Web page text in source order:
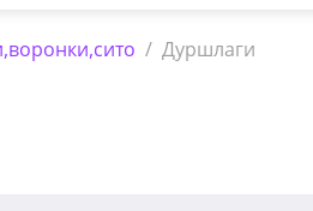
/ Дуршлаги